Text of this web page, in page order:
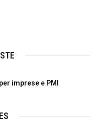
imprese e PMI